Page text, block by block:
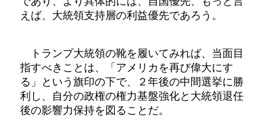
えば、大統領支持層の利益優先であろう。
トランプ大統領の靴を履いてみれば、当面目
指すべきことは、「アメリカを再び偉大にす
る」という旗印の下で、２年後の中間選挙に勝
利し、自分の政権の権力基盤強化と大統領退任
後の影響力保持を図ることだ。